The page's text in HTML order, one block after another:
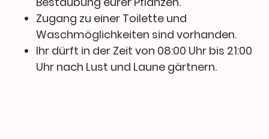
Zugang zu einer Toilette und
Waschmöglichkeiten sind vorhanden.
Ihr dürft in der Zeit von 08:00 Uhr bis 21:00
Uhr nach Lust und Laune gärtnern.